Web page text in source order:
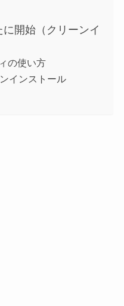
開始（クリーンイ
の使い方
インストール